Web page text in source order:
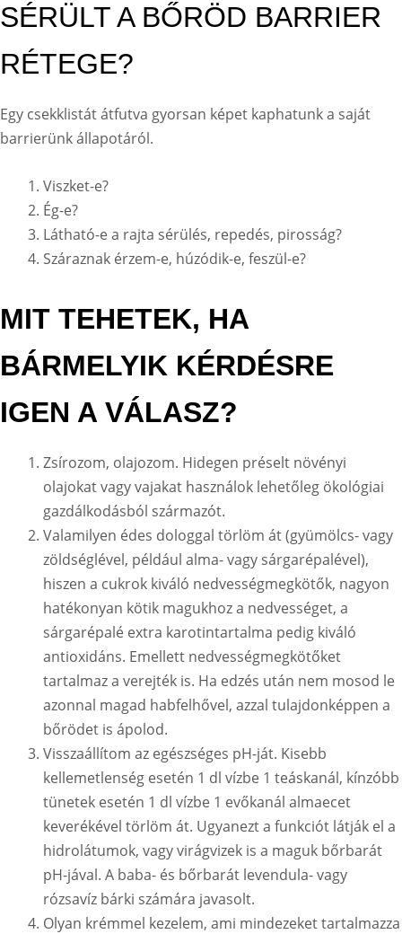
SÉRÜLT A BŐRÖD BARRIER
RÉTEGE?
Egy csekklistát átfutva gyorsan képet kaphatunk a saját
barrierünk állapotáról.
Viszket-e?
Ég-e?
Látható-e a rajta sérülés, repedés, pirosság?
Száraznak érzem-e, húzódik-e, feszül-e?
MIT TEHETEK, HA
BÁRMELYIK KÉRDÉSRE
IGEN A VÁLASZ?
Zsírozom, olajozom. Hidegen préselt növényi
olajokat vagy vajakat használok lehetőleg ökológiai
gazdálkodásból származót.
Valamilyen édes dologgal törlöm át (gyümölcs- vagy
zöldséglével, például alma- vagy sárgarépalével),
hiszen a cukrok kiváló nedvességmegkötők, nagyon
hatékonyan kötik magukhoz a nedvességet, a
sárgarépalé extra karotintartalma pedig kiváló
antioxidáns. Emellett nedvességmegkötőket
tartalmaz a verejték is. Ha edzés után nem mosod le
azonnal magad habfelhővel, azzal tulajdonképpen a
bőrödet is ápolod.
Visszaállítom az egészséges pH-ját. Kisebb
kellemetlenség esetén 1 dl vízbe 1 teáskanál, kínzóbb
tünetek esetén 1 dl vízbe 1 evőkanál almaecet
keverékével törlöm át. Ugyanezt a funkciót látják el a
hidrolátumok, vagy virágvizek is a maguk bőrbarát
pH-jával. A baba- és bőrbarát levendula- vagy
rózsavíz bárki számára javasolt.
Olyan krémmel kezelem, ami mindezeket tartalmazza